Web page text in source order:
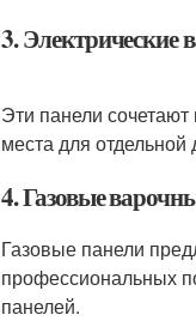
3. Электрические
Эти панели
места для
4. Газовые
Газовые панели
профессиональных
панелей.